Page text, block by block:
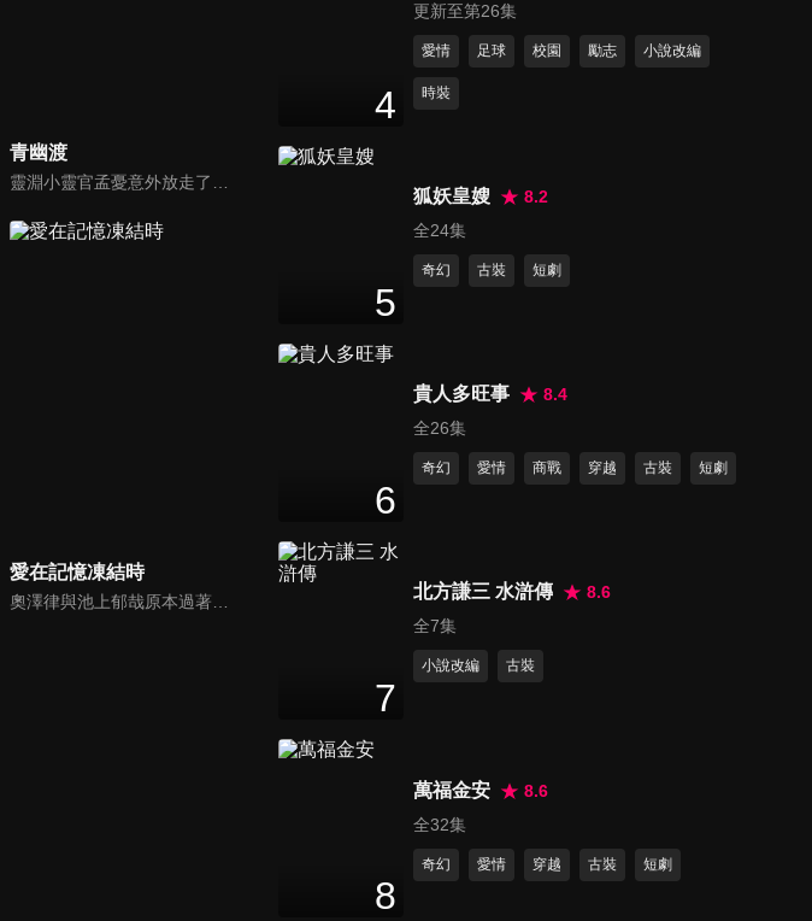
青幽渡
愛在記憶凍結時
奧澤律與池上郁哉原本過著幸福同居生活，但是律的自由奔放讓郁哉總被牽著鼻子走，兩人的關係漸漸出現裂痕。一場意外讓律不幸喪失對郁哉的記憶，郁哉藉機想重建兩人關係而隱瞞曾交往的事。然而律為了找回記憶，要求郁哉帶他重溫過去的足跡，苦甜交織的往事也漸漸浮現，這對昔日戀人還有機會再次相愛嗎？
老闆身上潑水？
分鐘
怖！
南亭CP綁頭髮高甜名場面！
第76集 曖昧氛圍拉滿～魏哲鳴
第77集 連媽媽聲音都害怕，雨
行徑堪比恐怖情人
4
更新至第26集
愛情 足球 校園 勵志 小說改編
時裝
5
狐妖皇嫂
8.2
全24集
奇幻 古裝 短劇
6
貴人多旺事
8.4
全26集
奇幻 愛情 商戰 穿越 古裝 短劇
7
北方謙三 水滸傳
8.6
全7集
小說改編 古裝
8
萬福金安
8.6
全32集
奇幻 愛情 穿越 古裝 短劇